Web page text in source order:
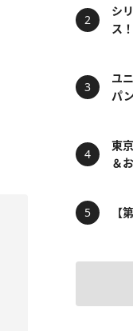
シ
ス
ユ
パ
東
＆
【